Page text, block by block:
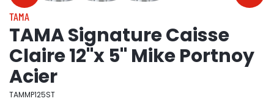
TAMA
TAMA Signature Caisse
Claire 12"x 5" Mike Portnoy
Acier
TAMMP125ST